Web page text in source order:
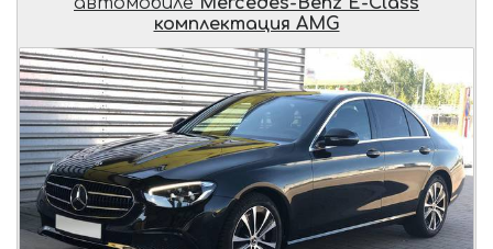
комплектация AMG